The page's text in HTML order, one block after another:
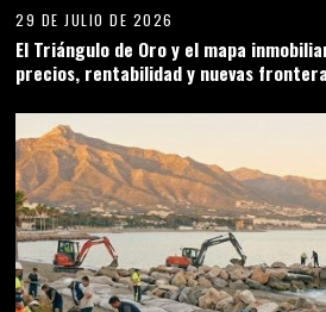
29 DE JULIO DE 2026
El Triángulo de Oro y el mapa
precios, rentabilidad y nuevas